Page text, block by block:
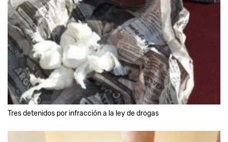
Tres detenidos por infracción a la ley de drogas